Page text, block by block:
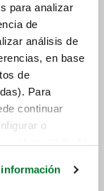
para analizar
de
análisis de
en base
de
Para
continuar
o
información
precio
valor